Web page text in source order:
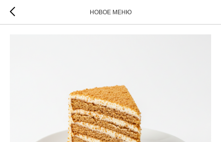
НОВОЕ МЕНЮ